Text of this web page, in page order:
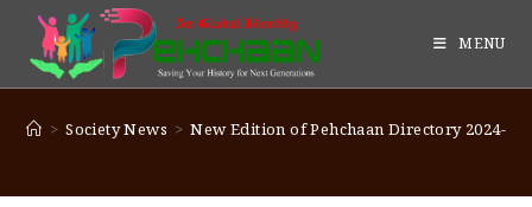
MENU
> Society News > New Edition of Pehchaan Directory 2024-25